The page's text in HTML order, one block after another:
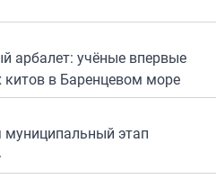
арбалет: учёные впервые
китов в Баренцевом море
этап